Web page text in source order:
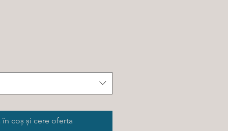
coș și cere oferta